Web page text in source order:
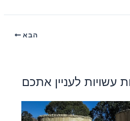
הבא
עשויות לעניין אתכם